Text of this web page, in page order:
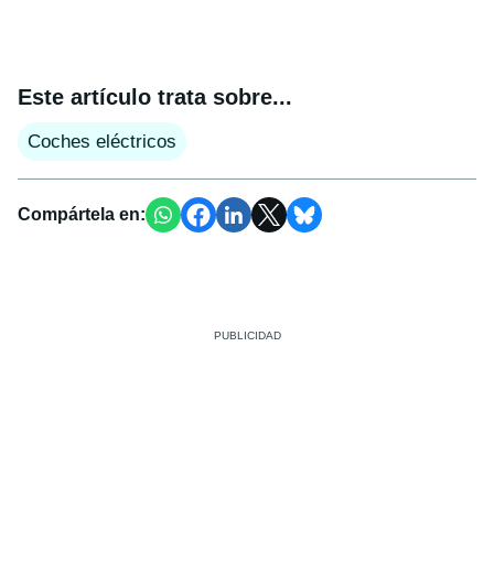
Este artículo trata sobre...
Coches eléctricos
Compártela en: